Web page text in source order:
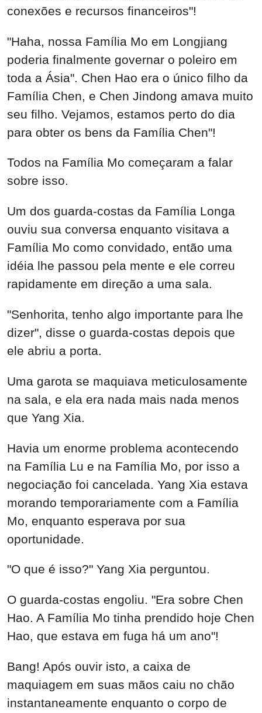
conexões e recursos financeiros"!
"Haha, nossa Família Mo em Longjiang
poderia finalmente governar o poleiro em
toda a Ásia". Chen Hao era o único filho da
Família Chen, e Chen Jindong amava muito
seu filho. Vejamos, estamos perto do dia
para obter os bens da Família Chen"!
Todos na Família Mo começaram a falar
sobre isso.
Um dos guarda-costas da Família Longa
ouviu sua conversa enquanto visitava a
Família Mo como convidado, então uma
idéia lhe passou pela mente e ele correu
rapidamente em direção a uma sala.
"Senhorita, tenho algo importante para lhe
dizer", disse o guarda-costas depois que
ele abriu a porta.
Uma garota se maquiava meticulosamente
na sala, e ela era nada mais nada menos
que Yang Xia.
Havia um enorme problema acontecendo
na Família Lu e na Família Mo, por isso a
negociação foi cancelada. Yang Xia estava
morando temporariamente com a Família
Mo, enquanto esperava por sua
oportunidade.
"O que é isso?" Yang Xia perguntou.
O guarda-costas engoliu. "Era sobre Chen
Hao. A Família Mo tinha prendido hoje Chen
Hao, que estava em fuga há um ano"!
Bang! Após ouvir isto, a caixa de
maquiagem em suas mãos caiu no chão
instantaneamente enquanto o corpo de